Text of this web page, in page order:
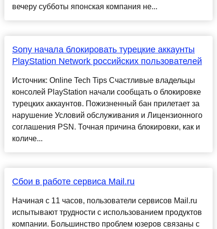
вечеру субботы японская компания не...
Sony начала блокировать турецкие аккаунты
PlayStation Network российских пользователей
Источник: Online Tech Tips Счастливые владельцы
консолей PlayStation начали сообщать о блокировке
турецких аккаунтов. Пожизненный бан прилетает за
нарушение Условий обслуживания и Лицензионного
соглашения PSN. Точная причина блокировки, как и
количе...
Сбои в работе сервиса Mail.ru
Начиная с 11 часов, пользователи сервисов Mail.ru
испытывают трудности с использованием продуктов
компании. Большинство проблем юзеров связаны с